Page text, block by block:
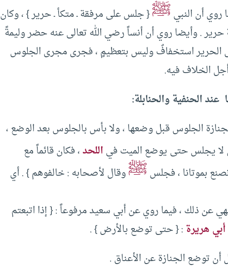
روي أن النبيﷺ‏{‏ جلس على مرفقة ـ متكأ ـ حرير ‏}‏ ‏،‏ وكان
‏.‏ وأيضا روي أن أنساً رضي الله تعالى عنه حضر وليمةً
الحرير استخفافٌ وليس بتعظيمٍ ‏،‏ فجرى مجرى الجلوس
الخلاف فيه.
الحنفية والحنابلة:‏
الجلوس قبل وضعها ‏،‏ ولا بأس بالجلوس بعد الوضع ‏،‏
لا يجلس حتى يوضع الميت فياللحد‏،‏ فكان قائماً مع
بموتانا ‏،‏ فجلسﷺوقال لأصحابه ‏:‏ خالفوهم ‏}‏ ‏.‏ أي
عن ذلك ‏،‏ فيما روي عن أبي سعيد مرفوعاً ‏:‏ ‏{‏ إذا اتبعتم
أبي هريرة‏:‏ ‏{‏ حتى توضع بالأرض ‏}‏ ‏.‏ ‏
أن توضع الجنازة عن الأعناق ‏.‏